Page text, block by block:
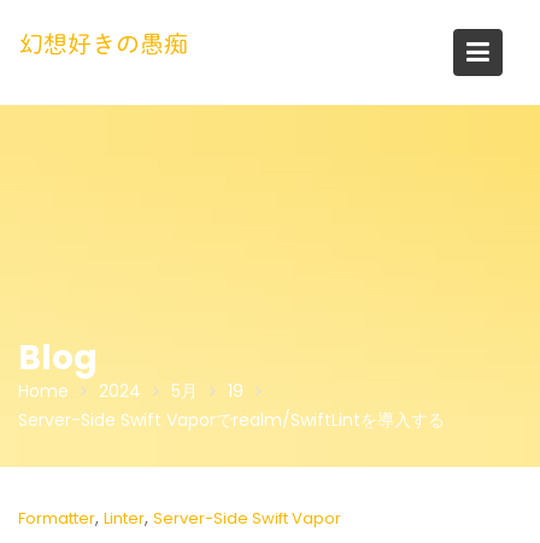
幻想好きの愚痴
Blog
Home 2024 5月
19
Server-Side Swift Vaporでrealm/SwiftLintを導入する
Formatter, Linter, Server-Side Swift Vapor